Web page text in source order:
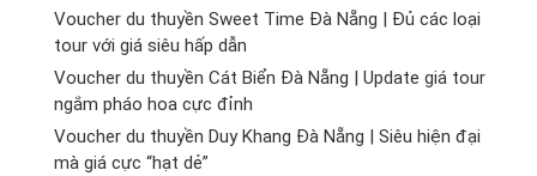
Voucher du thuyền Sweet Time Đà Nẵng | Đủ các loại
tour với giá siêu hấp dẫn
Voucher du thuyền Cát Biển Đà Nẵng | Update giá tour
ngắm pháo hoa cực đỉnh
Voucher du thuyền Duy Khang Đà Nẵng | Siêu hiện đại
mà giá cực “hạt dẻ”